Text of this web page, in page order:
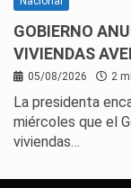
GOBIERNO
VIVIENDAS
05/08/2026 2
La presidenta
miércoles que el
viviendas…